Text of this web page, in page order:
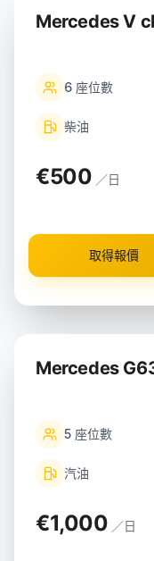
Mercedes V
6 座位數
柴油
€500 ／日
取得報價
Mercedes
5 座位數
汽油
€1,000 ／日